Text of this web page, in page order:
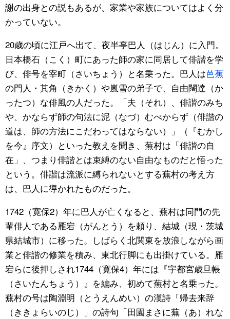
謝の出身との説もあるが、家業や家族についてはよく分
かっていない。
20歳の頃に江戸へ出て、夜半亭巴人（はじん）に入門。
日本橋石（こく）町にあった師の家に同居して俳諧を学
び、俳号を宰町（さいちょう）と名乗った。巴人は芭蕉
の門人・其角（きかく）や嵐雪の弟子で、自由闊達（か
ったつ）な俳風の人だった。「夫（それ）、俳諧のみち
や、かならず師の句法に泥（なづ）むべからず（俳諧の
道は、師の方法にこだわってはならない）」（『むかし
を今』序文）といった教えを聞き、蕪村は「俳諧の自
在」、つまり俳諧とは束縛のない自由なものだと悟った
という。俳諧は流派に縛られないとする蕪村の考え方
は、巴人に導かれたものだった。
1742（寛保2）年に巴人が亡くなると、蕪村は同門の先
輩俳人である雁宕（がんとう）を頼り、結城（現・茨城
県結城市）に移った。しばらく北関東を放浪しながら画
業と俳諧の修業を積み、東北行脚にも出掛けている。雁
宕らに後押しされ1744（寛保4）年には『宇都宮歳旦帳
（さいたんちょう）』を編み、初めて蕪村と名乗った。
蕪村の号は陶淵明（とうえんめい）の漢詩「帰去来辞
（ききょらいのじ）」の詩句「田園まさに蕪（あ）れな